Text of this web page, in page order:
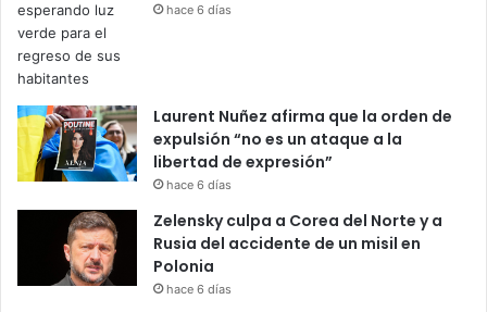
hace 6 días
Laurent Nuñez afirma que la orden de
expulsión “no es un ataque a la
libertad de expresión”
hace 6 días
Zelensky culpa a Corea del Norte y a
Rusia del accidente de un misil en
Polonia
hace 6 días